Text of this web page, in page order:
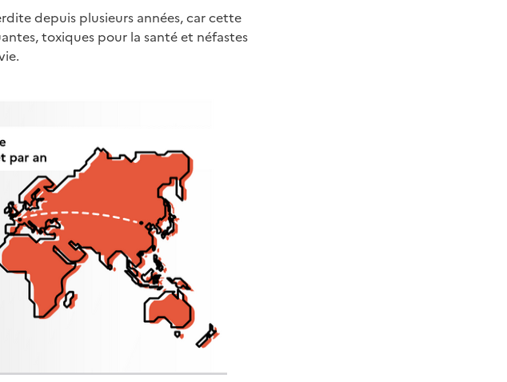
depuis plusieurs années, car cette
toxiques pour la santé et néfastes